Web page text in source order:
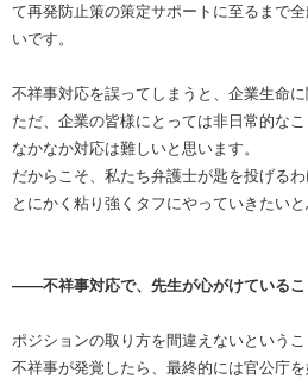
て再発防止策の策定サポートに至るまで
いです。
不祥事対応を誤ってしまうと、企業生命に
ただ、企業の皆様にとっては非日常的な
なかなか対応は難しいと思います。
だからこそ、私たち弁護士が匙を投げるわ
とにかく粘り強くタフにやっていきたいと
――不祥事対応で、先生が心がけているこ
ポジションの取り方を間違えないというこ
不祥事が発覚したら、最終的には官公庁